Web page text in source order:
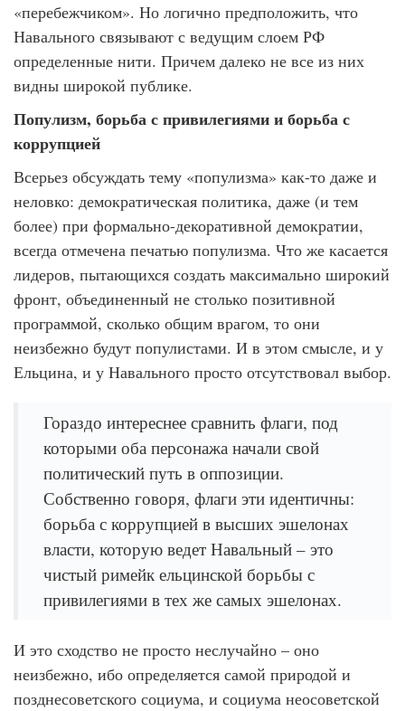
«перебежчиком». Но логично предположить, что
Навального связывают с ведущим слоем РФ
определенные нити. Причем далеко не все из них
видны широкой публике.
Популизм, борьба с привилегиями и борьба с
коррупцией
Всерьез обсуждать тему «популизма» как-то даже и
неловко: демократическая политика, даже (и тем
более) при формально-декоративной демократии,
всегда отмечена печатью популизма. Что же касается
лидеров, пытающихся создать максимально широкий
фронт, объединенный не столько позитивной
программой, сколько общим врагом, то они
неизбежно будут популистами. И в этом смысле, и у
Ельцина, и у Навального просто отсутствовал выбор.
Гораздо интереснее сравнить флаги, под
которыми оба персонажа начали свой
политический путь в оппозиции.
Собственно говоря, флаги эти идентичны:
борьба с коррупцией в высших эшелонах
власти, которую ведет Навальный – это
чистый римейк ельцинской борьбы с
привилегиями в тех же самых эшелонах.
И это сходство не просто неслучайно – оно
неизбежно, ибо определяется самой природой и
позднесоветского социума, и социума неосоветской